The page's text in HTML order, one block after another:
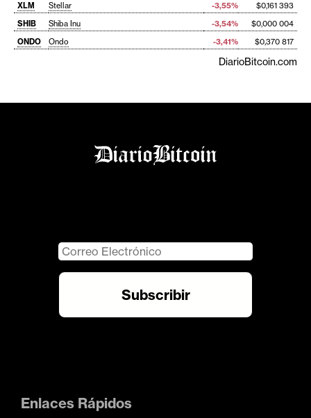
XLM
Stellar -3,55%
$0,161 393
SHIB
Shiba Inu -3,54%
$0,000 004
ONDO
Ondo -3,41% $0,370 817
DiarioBitcoin.com
Enlaces Rápidos